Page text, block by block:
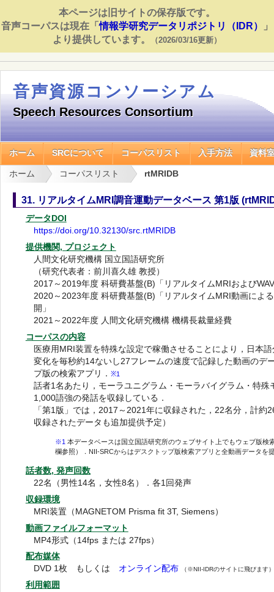
本ページは旧サイトの保存版です。
音声コーパスは現在「情報学研究データリポジトリ（IDR）
」
より提供しています。
（2026/03/16更新）
音声資源コンソーシアム
Speech Resources Consortium
ホーム SRCについて コーパスリスト 入手方法 資料
ホーム コーパスリスト rtMRIDB
31. リアルタイムMRI調音運動データベース 第1版
データDOI
https://doi.org/10.32130/src.rtMRIDB
提供機関, プロジェクト
人間文化研究機構 国立国語研究所
（研究代表者：前川喜久雄 教授）
2017～2019年度 科研費基盤(B)「リアルタイムMRIおよび
2020～2023年度 科研費基盤(B)「リアルタイムMRI動画によ
開」
2021～2022年度 人間文化研究機構 機構長裁量経費
コーパスの内容
医療用MRI装置を特殊な設定で稼働させることにより，日本
変化を毎秒約14ないし27フレームの速度で記録した動画のデ
プ版の検索アプリ．※1
話者1名あたり，モーラユニグラム・モーラバイグラム・特
1,000語強の発話を収録している．
「第1版」では，2017～2021年に収録された，22名分，計
収録されたデータも追加提供予定）
※1本データベースは国立国語研究所のウェブサイト上でもウェブ版検
欄参照）．NII-SRCからはデスクトップ版検索アプリと全動画データを
話者数, 発声回数
22名（男性14名，女性8名）．各1回発声
収録環境
MRI装置（MAGNETOM Prisma fit 3T, Siemens）
動画ファイルフォーマット
MP4形式（14fps または 27fps）
配布媒体
DVD 1枚 もしくは オンライン配布 （※NII-IDRのサイトに飛びます
利用範囲